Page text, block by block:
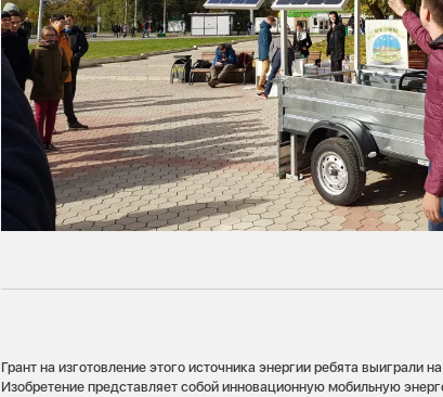
Грант на изготовление этого источника энергии ребята
Изобретение представляет собой инновационную мобильную